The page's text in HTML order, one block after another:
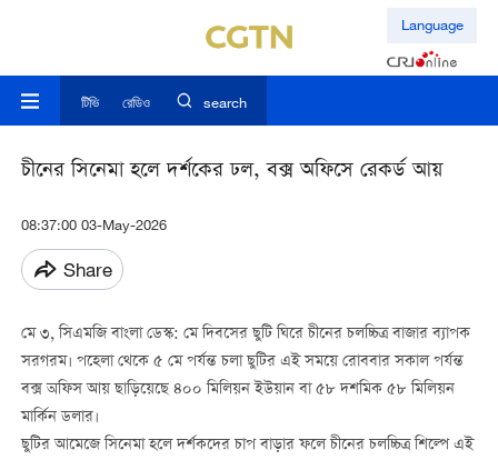
Language
টিভি রেডিও search
চীনের সিনেমা হলে দর্শকের ঢল, বক্স অফিসে রেকর্ড আয়
08:37:00 03-May-2026
Share
মে ৩, সিএমজি বাংলা ডেস্ক: মে দিবসের ছুটি ঘিরে চীনের চলচ্চিত্র বাজার ব্যাপক
সরগরম। পহেলা থেকে ৫ মে পর্যন্ত চলা ছুটির এই সময়ে রোববার সকাল পর্যন্ত
বক্স অফিস আয় ছাড়িয়েছে ৪০০ মিলিয়ন ইউয়ান বা ৫৮ দশমিক ৫৮ মিলিয়ন
মার্কিন ডলার।
ছুটির আমেজে সিনেমা হলে দর্শকদের চাপ বাড়ার ফলে চীনের চলচ্চিত্র শিল্পে এই